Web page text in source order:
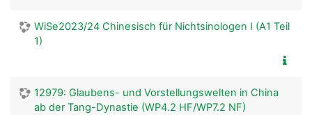
WiSe2023/24 Chinesisch für Nichtsinologen I (A1 Teil
1)
12979: Glaubens- und Vorstellungswelten in China
ab der Tang-Dynastie (WP4.2 HF/WP7.2 NF)